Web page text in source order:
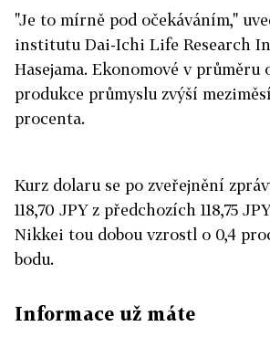
"Je to mírně pod očekáváním,"
institutu Dai-Ichi Life Research
Hasejama. Ekonomové v průměru
produkce průmyslu zvýší
procenta.
Kurz dolaru se po zveřejnění
118,70 JPY z předchozích 118,75
Nikkei tou dobou vzrostl o 0,4
bodu.
Informace už máte